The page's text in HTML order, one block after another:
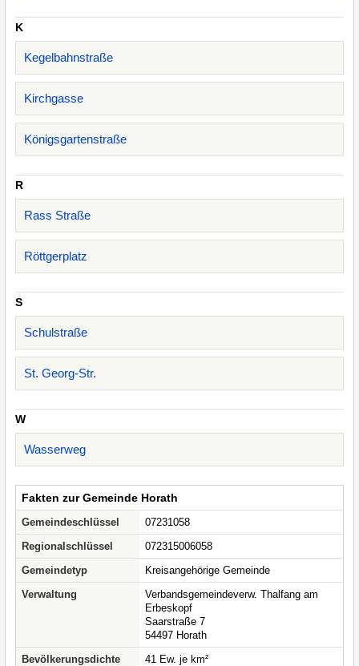
K
Kegelbahnstraße
Kirchgasse
Königsgartenstraße
R
Rass Straße
Röttgerplatz
S
Schulstraße
St. Georg-Str.
W
Wasserweg
Fakten zur Gemeinde Horath
Gemeindeschlüssel
07231058
Regionalschlüssel
072315006058
Gemeindetyp
Kreisangehörige Gemeinde
Verwaltung
Verbandsgemeindeverw. Thalfang am
Erbeskopf
Saarstraße 7
54497 Horath
Bevölkerungsdichte
41 Ew. je km²